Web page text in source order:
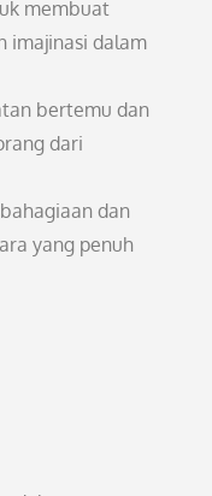
membuat
imajinasi dalam
bertemu dan
dari
dan
yang penuh